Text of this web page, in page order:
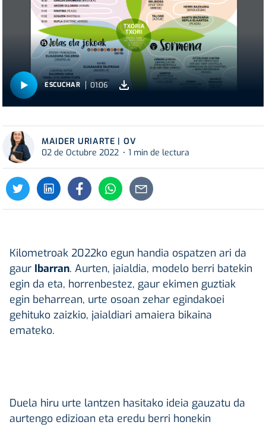
ESCUCHAR 01:06
MAIDER URIARTE | OV
02 de Octubre 2022
1 min de lectura
Kilometroak 2022ko egun handia ospatzen ari da
gaur Ibarran. Aurten, jaialdia, modelo berri batekin
egin da eta, horrenbestez, gaur ekimen guztiak
egin beharrean, urte osoan zehar egindakoei
gehituko zaizkio, jaialdiari amaiera bikaina
emateko.
Duela hiru urte lantzen hasitako ideia gauzatu da
aurtengo edizioan eta eredu berri honekin